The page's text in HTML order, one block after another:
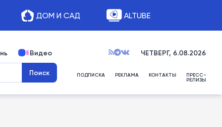
ДОМ И САД ALTUBE
Видео ЧЕТВЕРГ, 6.08.2026
ПОДПИСКА РЕКЛАМА КОНТАКТЫ ПРЕСС-
РЕЛИЗЫ